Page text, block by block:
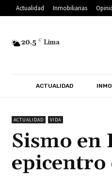
Actualidad Inmobiliarias
20.5 C Lima
ACTUALIDAD
ACTUALIDAD VIDA
Sismo en
epicentro